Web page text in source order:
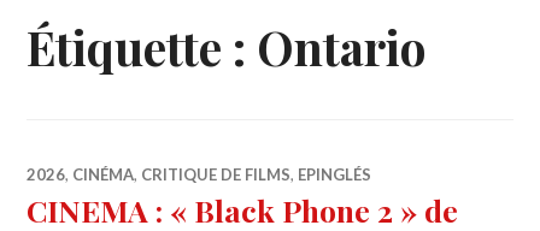
Étiquette : Ontario
2026, CINÉMA, CRITIQUE DE FILMS, EPINGLÉS
CINEMA : « Black Phone 2 » de